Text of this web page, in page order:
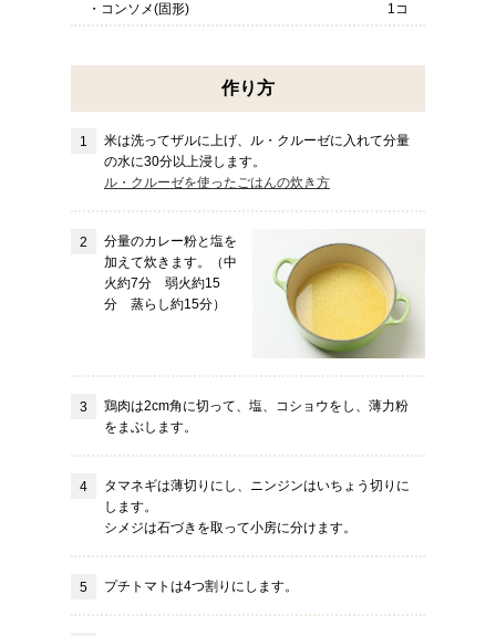
・コンソメ(固形) 1コ
作り方
米は洗ってザルに上げ、ル・クルーゼに入れて分量
の水に30分以上浸します。
ル・クルーゼを使ったごはんの炊き方
分量のカレー粉と塩を
加えて炊きます。（中
火約7分 弱火約15
分 蒸らし約15分）
鶏肉は2cm角に切って、塩、コショウをし、薄力粉
をまぶします。
タマネギは薄切りにし、ニンジンはいちょう切りに
します。
シメジは石づきを取って小房に分けます。
プチトマトは4つ割りにします。